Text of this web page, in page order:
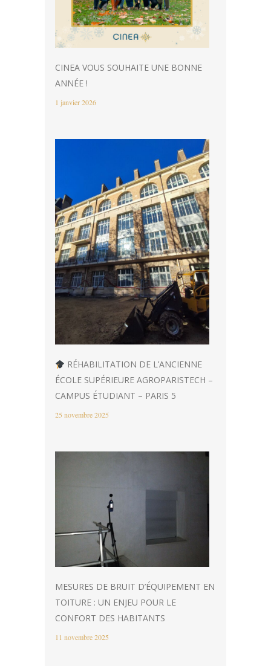
CINEA VOUS SOUHAITE UNE BONNE
ANNÉE !
1 janvier 2026
RÉHABILITATION DE L’ANCIENNE
ÉCOLE SUPÉRIEURE AGROPARISTECH –
CAMPUS ÉTUDIANT – PARIS 5
25 novembre 2025
MESURES DE BRUIT D’ÉQUIPEMENT EN
TOITURE : UN ENJEU POUR LE
CONFORT DES HABITANTS
11 novembre 2025